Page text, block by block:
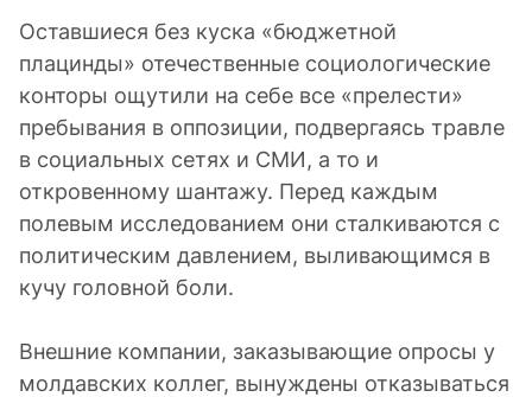
Оставшиеся без куска «бюджетной
плацинды» отечественные социологические
конторы ощутили на себе все «прелести»
пребывания в оппозиции, подвергаясь травле
в социальных сетях и СМИ, а то и
откровенному шантажу. Перед каждым
полевым исследованием они сталкиваются с
политическим давлением, выливающимся в
кучу головной боли.
Внешние компании, заказывающие опросы у
молдавских коллег, вынуждены отказываться